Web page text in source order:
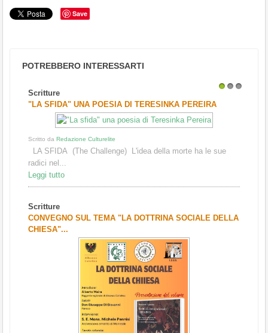
Save
POTREBBERO INTERESSARTI
Scritture
"LA SFIDA" UNA POESIA DI TERESINKA PEREIRA
Scritto da Redazione Culturelite
LA SFIDA (The Challenge) L'idea della morte ha le sue
radici nel...
Leggi tutto
Scritture
CONVEGNO SUL TEMA "LA DOTTRINA SOCIALE DELLA
CHIESA"...